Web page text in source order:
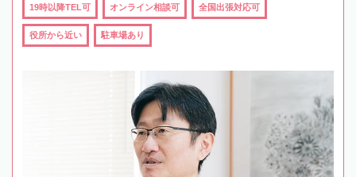
19時以降TEL可 オンライン相談可 全国出張対応可
役所から近い 駐車場あり